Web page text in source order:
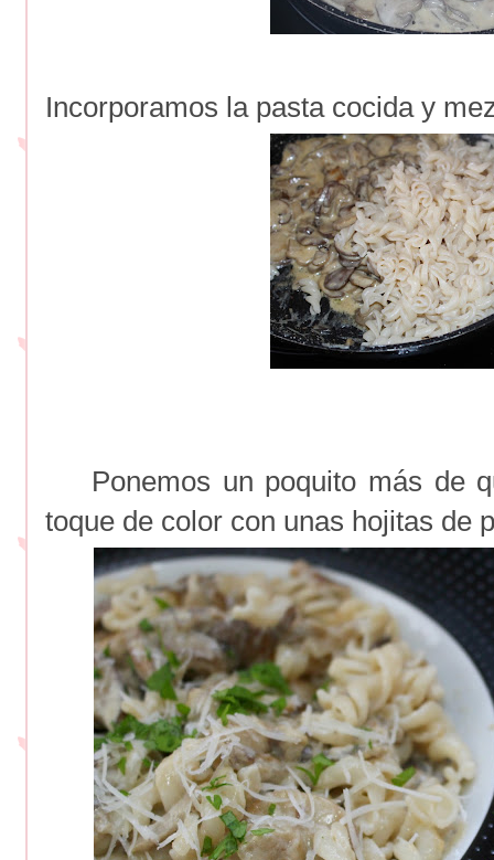
Incorporamos la pasta cocida y
Ponemos un poquito más de
toque de color con unas hojitas de